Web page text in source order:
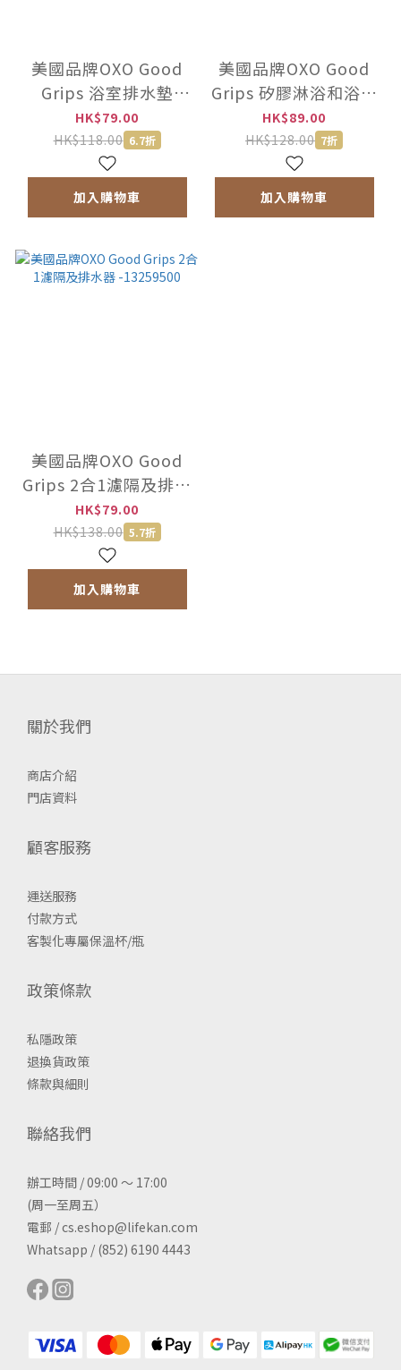
美國品牌OXO Good
Grips 浴室排水墊
-1288100
HK$79.00
HK$118.00 6.7折
加入購物車
美國品牌OXO Good
Grips 矽膠淋浴和浴缸
排水濾隔 -13140900
HK$89.00
HK$128.00 7折
加入購物車
美國品牌OXO Good
Grips 2合1濾隔及排水
器 -13259500
HK$79.00
HK$138.00 5.7折
加入購物車
關於我們
商店介紹
門店資料
顧客服務
運送服務
付款方式
客製化專屬保溫杯/瓶
政策條款
私隱政策
退換貨政策
條款與細則
聯絡我們
辦工時間 / 09:00 ～ 17:00
(周一至周五）
電郵 / cs.eshop@lifekan.com
Whatsapp / (852) 6190 4443